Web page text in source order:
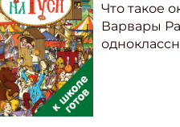
Что такое
Варвары